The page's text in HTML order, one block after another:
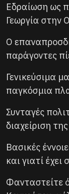
Εδραίωση ως
Γεωργία στην
Ο
παράγοντες
Γενικεύσιμα
παγκόσμια
Συνταγές
διαχείριση
Βασικές
και γιατί έχει
Φανταστείτε